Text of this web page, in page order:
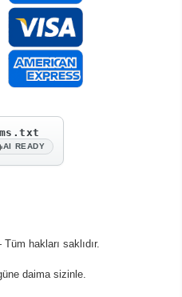
AI READY
hakları saklıdır.
daima sizinle.